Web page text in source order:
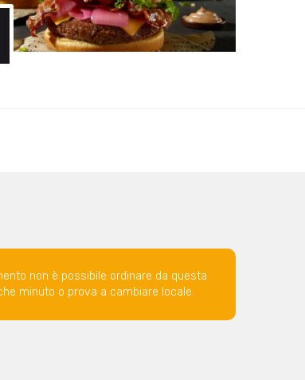
non è possibile ordinare da questa
minuto o prova a cambiare locale.